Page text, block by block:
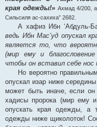
края одежды!» Ахмад 4/200,
Сильсиля ас-сахиха” 2682.
А хафиз Ибн ‘Абдуль-
ведь Ибн Мас’уд опускал
является то, что
(мир ему и
чтобы он вставил себе нос
Но вероятно
опускал изар ниже
может быть иначе, если
хадисы пророка (мир ему
опускать края одежды, а
одежды ниже щиколоток!